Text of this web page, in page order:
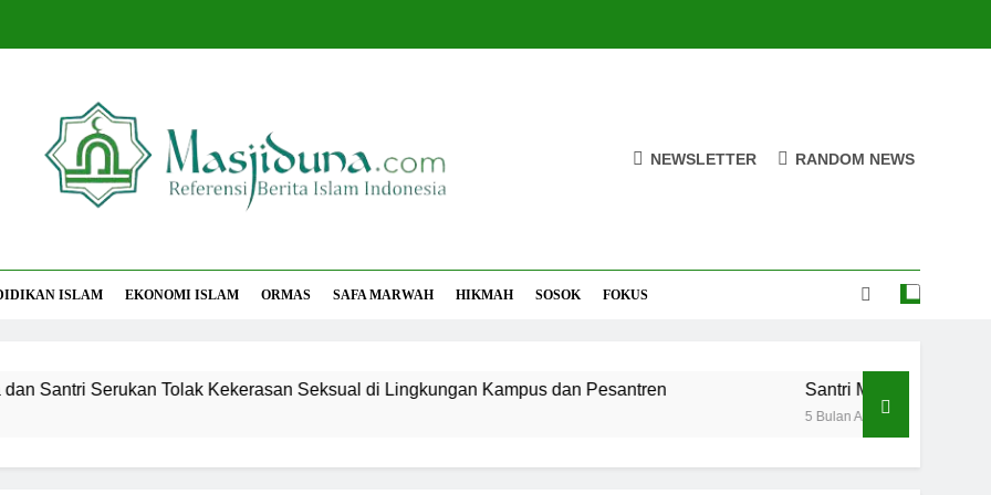
NEWSLETTER RANDOM NEWS
ISLAM EKONOMI ISLAM ORMAS SAFA MARWAH HIKMAH SOSOK FOKUS
Serukan Tolak Kekerasan Seksual di Lingkungan Kampus dan Pesantren Santri MANPK Surakarta Turun